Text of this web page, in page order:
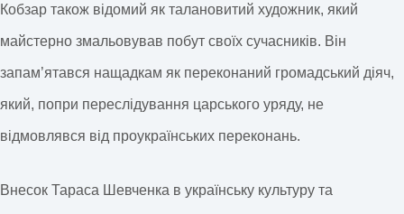
Кобзар також відомий як талановитий художник, який
майстерно змальовував побут своїх сучасників. Він
запам’ятався нащадкам як переконаний громадський діяч,
який, попри переслідування царського уряду, не
відмовлявся від проукраїнських переконань.
Внесок Тараса Шевченка в українську культуру та